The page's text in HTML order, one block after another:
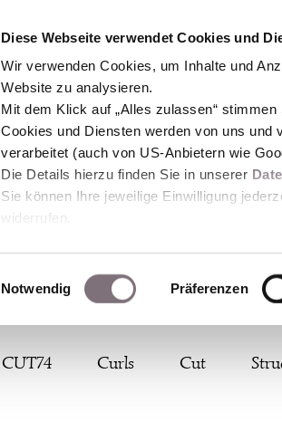
Diese Webseite verwendet Cookies und
Wir verwenden Cookies, um Inhalte und
Website zu analysieren.
Mit dem Klick auf „Alles zulassen“
Cookies und Diensten werden von uns und
verarbeitet (auch von US-Anbietern wie
Die Details hierzu finden Sie in unserer
Sie können Ihre jeweilige Einwilligung
widerrufen.
Einwilligungsauswahl
Notwendig Präferenzen
CUT74 Curls Cut